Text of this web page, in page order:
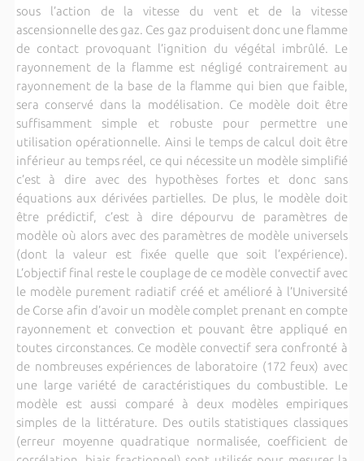
sous l’action de la vitesse du vent et de la vitesse
ascensionnelle des gaz. Ces gaz produisent donc une flamme
de contact provoquant l’ignition du végétal imbrûlé. Le
rayonnement de la flamme est négligé contrairement au
rayonnement de la base de la flamme qui bien que faible,
sera conservé dans la modélisation. Ce modèle doit être
suffisamment simple et robuste pour permettre une
utilisation opérationnelle. Ainsi le temps de calcul doit être
inférieur au temps réel, ce qui nécessite un modèle simplifié
c’est à dire avec des hypothèses fortes et donc sans
équations aux dérivées partielles. De plus, le modèle doit
être prédictif, c’est à dire dépourvu de paramètres de
modèle où alors avec des paramètres de modèle universels
(dont la valeur est fixée quelle que soit l’expérience).
L’objectif final reste le couplage de ce modèle convectif avec
le modèle purement radiatif créé et amélioré à l’Université
de Corse afin d’avoir un modèle complet prenant en compte
rayonnement et convection et pouvant être appliqué en
toutes circonstances. Ce modèle convectif sera confronté à
de nombreuses expériences de laboratoire (172 feux) avec
une large variété de caractéristiques du combustible. Le
modèle est aussi comparé à deux modèles empiriques
simples de la littérature. Des outils statistiques classiques
(erreur moyenne quadratique normalisée, coefficient de